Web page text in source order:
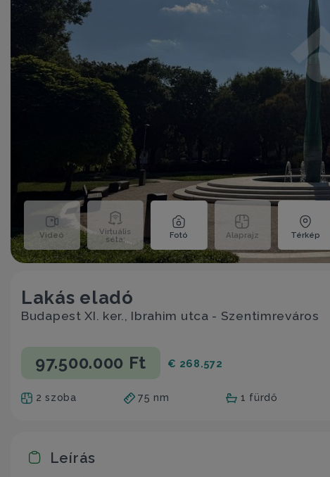
Videó Virtuális
séta; Fotó Alaprajz Térkép
Lakás eladó
Budapest XI. ker., Ibrahim utca - Szentimreváros
97.500.000 Ft € 268.572
2 szoba 75 nm 1 fürdő
Leírás